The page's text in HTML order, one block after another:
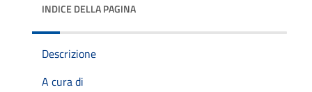
INDICE DELLA PAGINA
Descrizione
A cura di